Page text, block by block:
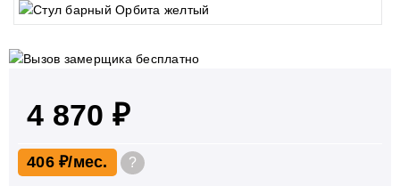
4 870 ₽
406 ₽ ?